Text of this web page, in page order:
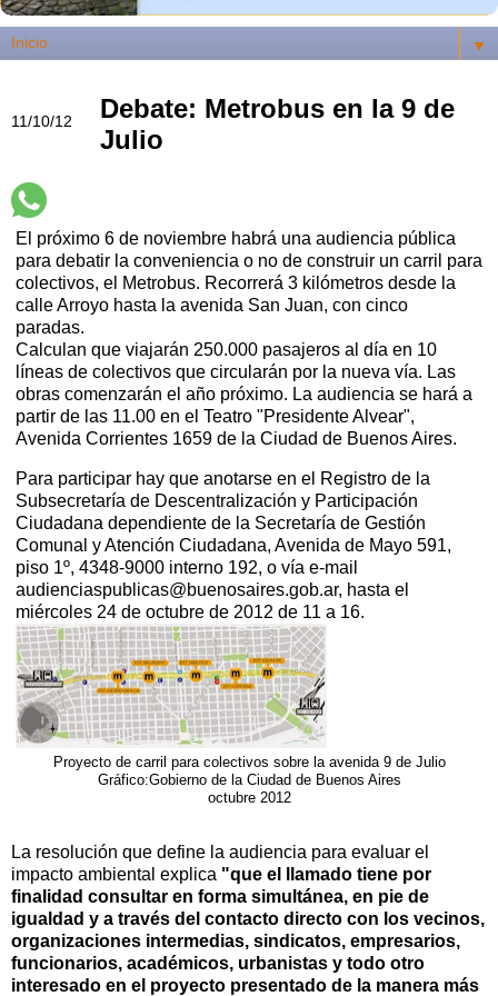
▼
11/10/12
Debate: Metrobus en la 9 de
Julio
El próximo 6 de noviembre habrá una audiencia pública
para debatir la conveniencia o no de construir un carril para
colectivos, el Metrobus. Recorrerá 3 kilómetros desde la
calle Arroyo hasta la avenida San Juan, con cinco
paradas.
Calculan que viajarán 250.000 pasajeros al día en 10
líneas de colectivos que circularán por la nueva vía. Las
obras comenzarán el año próximo. La audiencia se hará a
partir de las 11.00 en el Teatro "Presidente Alvear",
Avenida Corrientes 1659 de la Ciudad de Buenos Aires.
Para participar hay que anotarse en el Registro de la
Subsecretaría de Descentralización y Participación
Ciudadana dependiente de la Secretaría de Gestión
Comunal y Atención Ciudadana, Avenida de Mayo 591,
piso 1º, 4348-9000 interno 192, o vía e-mail
audienciaspublicas@buenosaires.gob.ar, hasta el
miércoles 24 de octubre de 2012 de 11 a 16.
Proyecto de carril para colectivos sobre la avenida 9 de Julio
Gráfico:Gobierno de la Ciudad de Buenos Aires
octubre 2012
La resolución que define la audiencia para evaluar el
impacto ambiental explica "que el llamado tiene por
finalidad consultar en forma simultánea, en pie de
igualdad y a través del contacto directo con los vecinos,
organizaciones intermedias, sindicatos, empresarios,
funcionarios, académicos, urbanistas y todo otro
interesado en el proyecto presentado de la manera más